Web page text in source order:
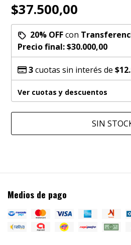
$37.500,00
20% OFFcon
Precio final:$30.000,00
3cuotas sin interés de
Ver cuotas y descuentos
SIN
Medios de pago